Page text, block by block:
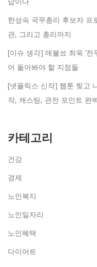
한성숙 국무총리 후보자 프
관, 그리고 총리까지
[이슈 생각] 매불쑈 최욱 ‘전
어 돌아봐야 할 지점들
[넷플릭스 신작] 웹툰 찢고
작, 캐스팅, 관전 포인트 완
카테고리
건강
경제
노인복지
노인일자리
노인혜택
다이어트